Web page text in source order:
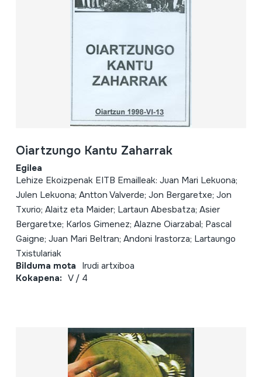
Oiartzungo Kantu Zaharrak
Egilea
Lehize Ekoizpenak EITB Emailleak: Juan Mari Lekuona;
Julen Lekuona; Antton Valverde; Jon Bergaretxe; Jon
Txurio; Alaitz eta Maider; Lartaun Abesbatza; Asier
Bergaretxe; Karlos Gimenez; Alazne Oiarzabal; Pascal
Gaigne; Juan Mari Beltran; Andoni Irastorza; Lartaungo
Txistulariak
Bilduma mota Irudi artxiboa
Kokapena: V / 4